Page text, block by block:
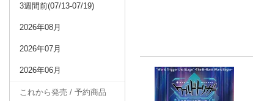
3週間前(07/13-07/19)
2026年08月
2026年07月
2026年06月
これから発売 / 予約商品